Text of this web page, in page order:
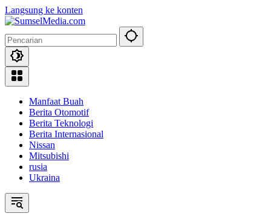
Langsung ke konten
Manfaat Buah
Berita Otomotif
Berita Teknologi
Berita Internasional
Nissan
Mitsubishi
rusia
Ukraina